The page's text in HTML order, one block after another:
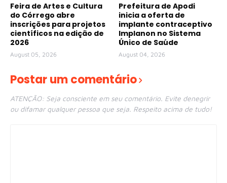
Feira de Artes e Cultura
do Córrego abre
inscrições para projetos
científicos na edição de
2026
August 05, 2026
Prefeitura de Apodi
inicia a oferta de
implante contraceptivo
Implanon no Sistema
Único de Saúde
August 04, 2026
Postar um comentário
ATENÇÃO: Seja consciente em seu comentário. Evite denegrir
ou difamar qualquer pessoa que seja. Respeito acima de tudo!